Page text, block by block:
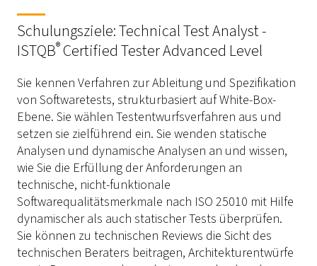
Schulungsziele: Technical Test Analyst -
ISTQB® Certified Tester Advanced Level
Sie kennen Verfahren zur Ableitung und Spezifikation
von Softwaretests, strukturbasiert auf White-Box-
Ebene. Sie wählen Testentwurfsverfahren aus und
setzen sie zielführend ein. Sie wenden statische
Analysen und dynamische Analysen an und wissen,
wie Sie die Erfüllung der Anforderungen an
technische, nicht-funktionale
Softwarequalitätsmerkmale nach ISO 25010 mit Hilfe
dynamischer als auch statischer Tests überprüfen.
Sie können zu technischen Reviews die Sicht des
technischen Beraters beitragen, Architekturentwürfe